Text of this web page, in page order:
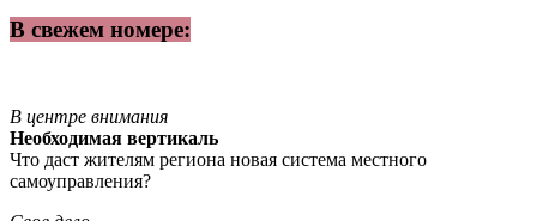
В свежем номере:
В центре внимания
Необходимая вертикаль
Что даст жителям региона новая система местного
самоуправления?